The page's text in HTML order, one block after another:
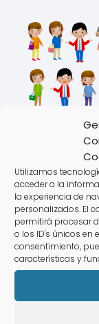
Utilizamos
acceder a la
la experiencia de
personalizados. El
permitirá procesar
o los ID's únicos en
consentimiento,
características y
Deja una